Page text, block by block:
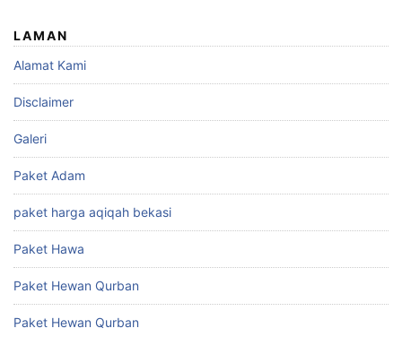
LAMAN
Alamat Kami
Disclaimer
Galeri
Paket Adam
paket harga aqiqah bekasi
Paket Hawa
Paket Hewan Qurban
Paket Hewan Qurban